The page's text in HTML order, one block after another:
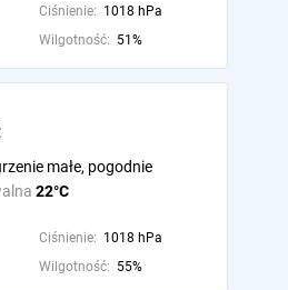
Ciśnienie: 1018 hPa
Wilgotność: 51%
22°C
małe, pogodnie
Ciśnienie: 1018 hPa
Wilgotność: 55%